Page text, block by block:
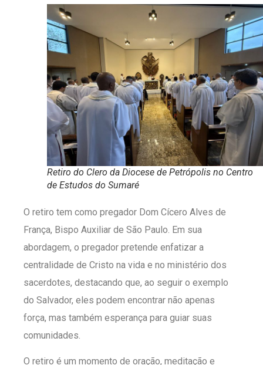
Retiro do Clero da Diocese de Petrópolis no Centro
de Estudos do Sumaré
O retiro tem como pregador Dom Cícero Alves de
França, Bispo Auxiliar de São Paulo. Em sua
abordagem, o pregador pretende enfatizar a
centralidade de Cristo na vida e no ministério dos
sacerdotes, destacando que, ao seguir o exemplo
do Salvador, eles podem encontrar não apenas
força, mas também esperança para guiar suas
comunidades.
O retiro é um momento de oração, meditação e